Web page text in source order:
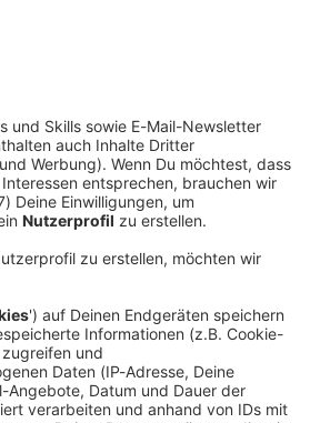
die einst in Bayern ausgerottete
Nordbayern «mit hoher
allen geeigneten Wäldern wieder
geringer Dichte».